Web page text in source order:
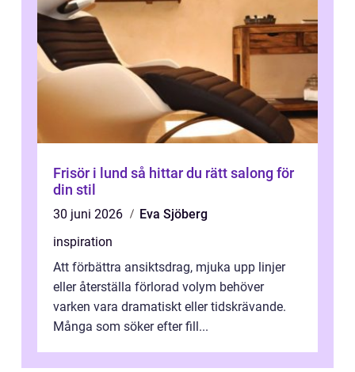
Frisör i lund så hittar du rätt salong för
din stil
30 juni 2026
Eva Sjöberg
inspiration
Att förbättra ansiktsdrag, mjuka upp linjer
eller återställa förlorad volym behöver
varken vara dramatiskt eller tidskrävande.
Många som söker efter fill...